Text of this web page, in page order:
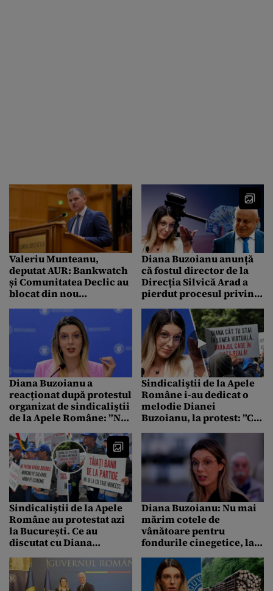
Valeriu Munteanu,
deputat AUR: Bankwatch
și Comunitatea Declic au
blocat din nou
Hidrocentralei Răstolița
Diana Buzoianu anunță
că fostul director de la
Direcția Silvică Arad a
pierdut procesul privind
Câți bani va fi obligat să
dea înapoi
Diana Buzoianu a
reacționat după protestul
organizat de sindicaliştii
de la Apele Române: ”Nu
pentru mii de oameni
care adună praful de pe
hârtii”
Sindicaliştii de la Apele
Române i-au dedicat o
melodie Dianei
Buzoianu, la protest: ”Cu
pe apă sau pe lege /
Oricum ce zice ea,
nimeni nu înțelege”
Sindicaliştii de la Apele
Române au protestat azi
la București. Ce au
discutat cu Diana
Mediului
Diana Buzoianu: Nu mai
mărim cotele de
vânătoare pentru
fondurile cinegetice, la
prejudicii